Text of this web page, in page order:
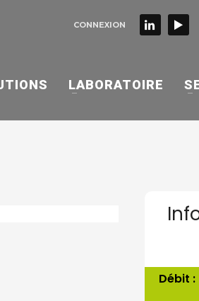
CONNEXION
LABORATOIRE
Débit :